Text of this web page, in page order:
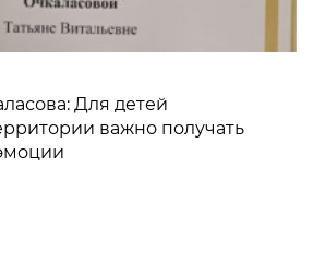
Для детей
важно получать